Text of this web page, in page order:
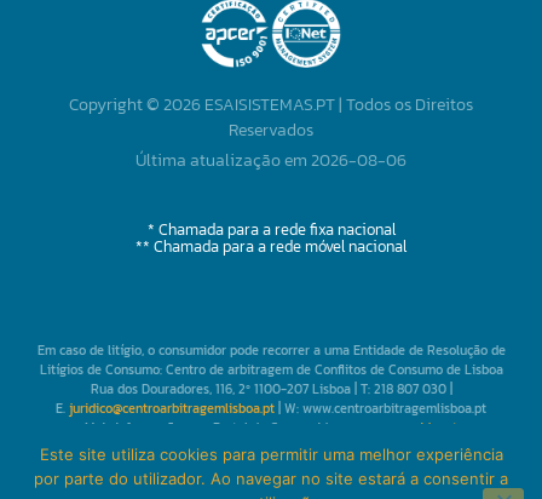
Copyright © 2026 ESAISISTEMAS.PT | Todos os Direitos
Reservados
Última atualização em 2026-08-06
* Chamada para a rede fixa nacional
** Chamada para a rede móvel nacional
Em caso de litígio, o consumidor pode recorrer a uma Entidade de Resolução de
Litígios de Consumo: Centro de arbitragem de Conflitos de Consumo de Lisboa
Rua dos Douradores, 116, 2º 1100-207 Lisboa | T: 218 807 030 |
E.juridico@centroarbitragemlisboa.pt | W: www.centroarbitragemlisboa.pt
Mais informações em Portal do Consumidor
www.consumidor.pt
Este site utiliza cookies para permitir uma melhor experiência
por parte do utilizador. Ao navegar no site estará a consentir a